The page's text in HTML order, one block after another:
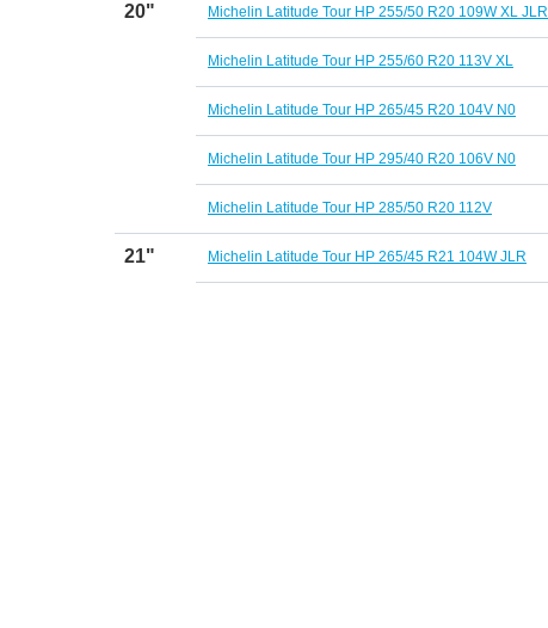
20" Michelin Latitude Tour HP 255/50 R20 109W XL JLR
Michelin Latitude Tour HP 255/60 R20 113V XL
Michelin Latitude Tour HP 265/45 R20 104V N0
Michelin Latitude Tour HP 295/40 R20 106V N0
Michelin Latitude Tour HP 285/50 R20 112V
21" Michelin Latitude Tour HP 265/45 R21 104W JLR